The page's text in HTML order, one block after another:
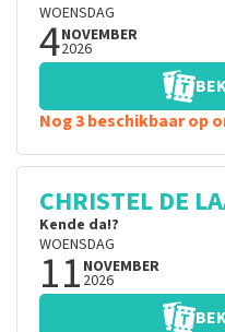
WOENSDAG
4NOVEMBER
2026
Nog 3 beschikbaar op
CHRISTEL DE
Kende da!?
WOENSDAG
11 NOVEMBER
2026